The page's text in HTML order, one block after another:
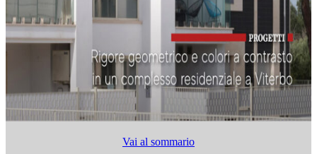
Vai al sommario